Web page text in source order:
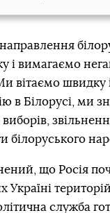
і вимагаємо
вітаємо швидку
в Білорусі, ми
що Росія
Україні
служба